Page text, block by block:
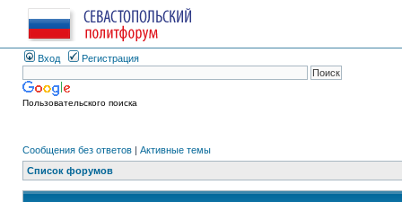
Вход Регистрация
Пользовательского поиска
Сообщения без ответов | Активные темы
Список форумов